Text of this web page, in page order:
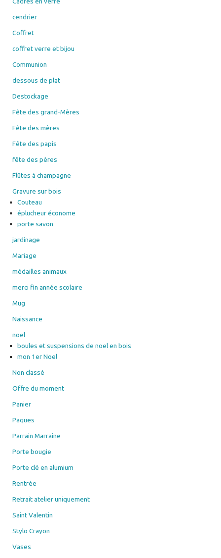
cendrier
Coffret
coffret verre et bijou
Communion
dessous de plat
Destockage
Fête des grand-Mères
Fête des mères
Fête des papis
fête des pères
Flûtes à champagne
Gravure sur bois
Couteau
éplucheur économe
porte savon
jardinage
Mariage
médailles animaux
merci fin année scolaire
Mug
Naissance
noel
boules et suspensions de noel en bois
mon 1er Noel
Non classé
Offre du moment
Panier
Paques
Parrain Marraine
Porte bougie
Porte clé en alumium
Rentrée
Retrait atelier uniquement
Saint Valentin
Stylo Crayon
Vases